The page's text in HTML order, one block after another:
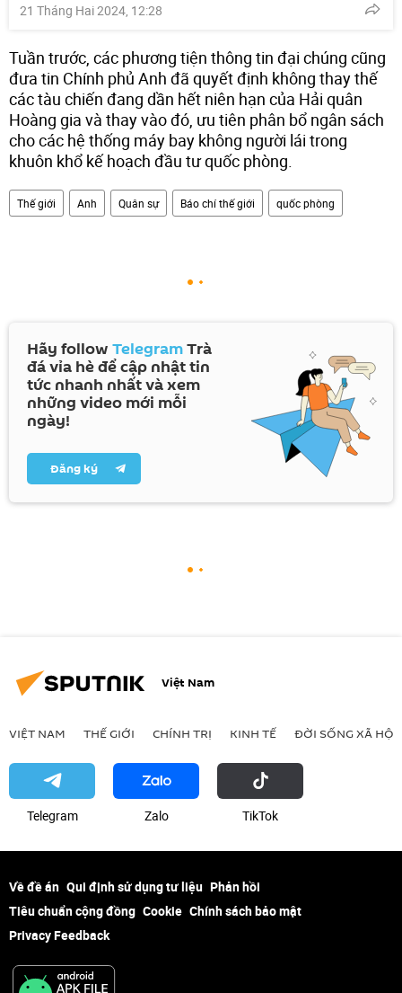
21 Tháng Hai 2024, 12:28
Tuần trước, các phương tiện thông tin đại chúng cũng
đưa tin Chính phủ Anh đã quyết định không thay thế
các tàu chiến đang dần hết niên hạn của Hải quân
Hoàng gia và thay vào đó, ưu tiên phân bổ ngân sách
cho các hệ thống máy bay không người lái trong
khuôn khổ kế hoạch đầu tư quốc phòng.
Thế giới Anh Quân sự Báo chí thế giới quốc phòng
Hãy follow TelegramTrà
đá vỉa hè để cập nhật tin
tức nhanh nhất và xem
những video mới mỗi
ngày!
Đăng ký
Việt Nam
VIỆT NAM THẾ GIỚI CHÍNH TRỊ KINH TẾ ĐỜI SỐNG XÃ HỘI
Telegram Zalo ТikТоk
Về đề án Qui định sử dụng tư liệu Phản hồi
Tiêu chuẩn cộng đồng Cookie Chính sách bảo mật
Privacy Feedback